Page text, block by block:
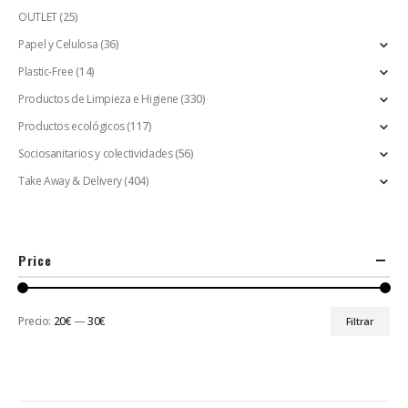
OUTLET(25)
Papel y Celulosa (36)
Plastic-Free (14)
Productos de Limpieza e Higiene (330)
Productos ecológicos(117)
Sociosanitarios y colectividades (56)
Take Away & Delivery(404)
Price
Filtrar
Precio: 20€ —30€